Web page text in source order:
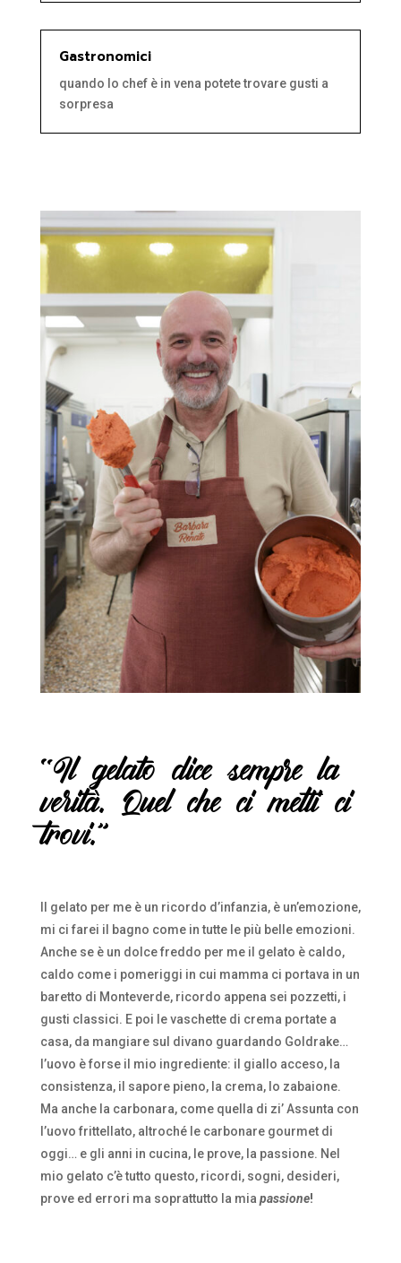
Gastronomici
quando lo chef è in vena potete trovare gusti a
sorpresa
“Il gelato dice sempre la
verità. Quel che ci metti ci
trovi.”
Il gelato per me è un ricordo d’infanzia, è un’emozione,
mi ci farei il bagno come in tutte le più belle emozioni.
Anche se è un dolce freddo per me il gelato è caldo,
caldo come i pomeriggi in cui mamma ci portava in un
baretto di Monteverde, ricordo appena sei pozzetti, i
gusti classici. E poi le vaschette di crema portate a
casa, da mangiare sul divano guardando Goldrake…
l’uovo è forse il mio ingrediente: il giallo acceso, la
consistenza, il sapore pieno, la crema, lo zabaione.
Ma anche la carbonara, come quella di zi’ Assunta con
l’uovo frittellato, altroché le carbonare gourmet di
oggi… e gli anni in cucina, le prove, la passione. Nel
mio gelato c’è tutto questo, ricordi, sogni, desideri,
prove ed errori ma soprattutto la mia passione!